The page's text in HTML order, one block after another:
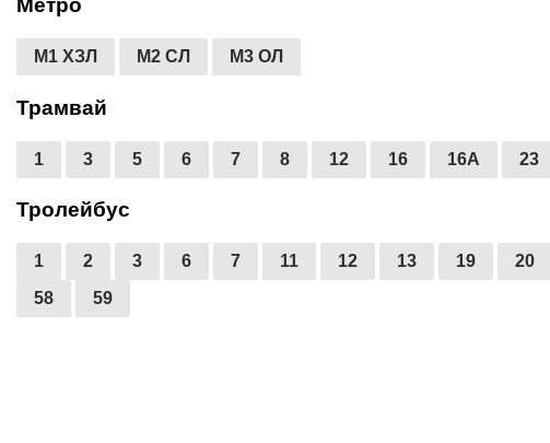
Метро
М1 ХЗЛ М2 СЛ М3 ОЛ
Трамвай
1 3 5 6 7 8 12 16 16А 23
Тролейбус
1 2 3 6 7 11 12 13 19 20
58
59